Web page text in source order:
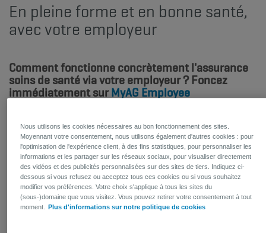
En pleine forme et en bonne santé,
avec votre employeur
Comment fonctionne concrètement l'assurance
soins de santé via votre employeur ? Foncez
immédiatement surMyAG Employee
MyAG Employee Benefits
Comment vous enregistrer et vous c​onnecter sur l’app
MyAG Employee Benefits?​
Nous utilisons les cookies nécessaires au bon fonctionnement des sites.
Moyennant votre consentement, nous utilisons également d'autres cookies : pour
l'optimisation de l'expérience client, à des fins statistiques, pour personnaliser les
informations et les partager sur les réseaux sociaux, pour visualiser directement
des vidéos et des publicités personnalisées sur des sites de tiers. Indiquez ci-
dessous si vous refusez ou acceptez tous ces cookies ou si vous souhaitez
modifier vos préférences. Votre choix s'applique à tous les sites du
(sous-)domaine que vous visitez. Vous pouvez retirer votre consentement à tout
moment.
Plus d'informations sur notre politique de cookies